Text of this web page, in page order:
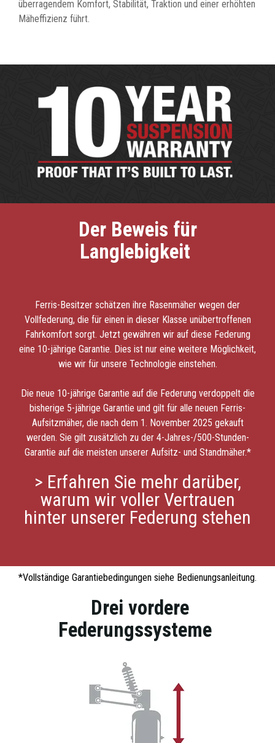
überragendem Komfort, Stabilität, Traktion und einer erhöhten
Mäheffizienz führt.
Der Beweis für
Langlebigkeit
Ferris-Besitzer schätzen ihre Rasenmäher wegen der
Vollfederung, die für einen in dieser Klasse unübertroffenen
Fahrkomfort sorgt. Jetzt gewähren wir auf diese Federung
eine 10-jährige Garantie. Dies ist nur eine weitere Möglichkeit,
wie wir für unsere Technologie einstehen.
Die neue 10-jährige Garantie auf die Federung verdoppelt die
bisherige 5-jährige Garantie und gilt für alle neuen Ferris-
Aufsitzmäher, die nach dem 1. November 2025 gekauft
werden. Sie gilt zusätzlich zu der 4-Jahres-/500-Stunden-
Garantie auf die meisten unserer Aufsitz- und Standmäher.*
> Erfahren Sie mehr darüber,
warum wir voller Vertrauen
hinter unserer Federung stehen
*Vollständige Garantiebedingungen siehe Bedienungsanleitung.
Drei vordere
Federungssysteme